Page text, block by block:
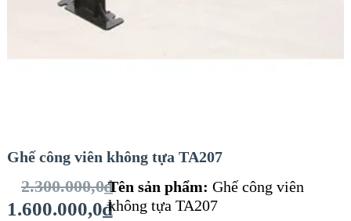
Ghế công viên không tựa TA207
2.300.000,0₫
1.600.000,0₫
Tên sản phẩm: Ghế công viên
không tựa TA207